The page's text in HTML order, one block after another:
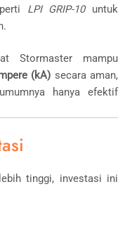
LPI GRIP-10untuk
Stormaster mampu
(kA) secara aman,
hanya efektif
tinggi, investasi ini